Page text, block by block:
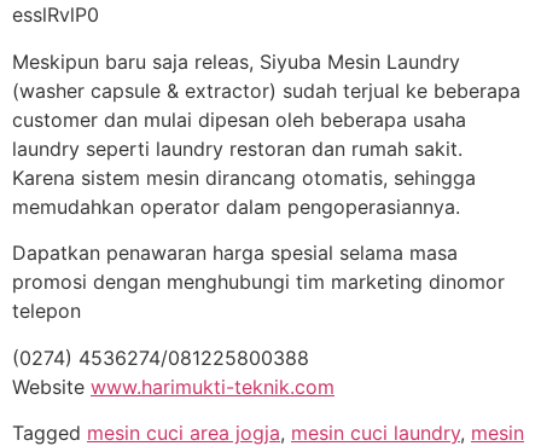
esslRvlP0
Meskipun baru saja releas, Siyuba Mesin Laundry
(washer capsule & extractor) sudah terjual ke beberapa
customer dan mulai dipesan oleh beberapa usaha
laundry seperti laundry restoran dan rumah sakit.
Karena sistem mesin dirancang otomatis, sehingga
memudahkan operator dalam pengoperasiannya.
Dapatkan penawaran harga spesial selama masa
promosi dengan menghubungi tim marketing dinomor
telepon
(0274) 4536274/081225800388
Website www.harimukti-teknik.com
Tagged mesin cuci area jogja, mesin cuci laundry, mesin